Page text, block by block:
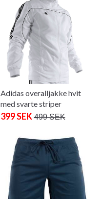
Adidas overalljakke hvit
med svarte striper
399 SEK 499 SEK